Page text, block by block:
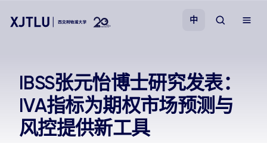
招生
科研
中
IBSS张元怡博士研究发表：
IVA指标为期权市场预测与
风控提供新工具